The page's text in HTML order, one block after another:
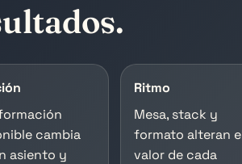
cambia
asiento y
Ritmo
Mesa, stack y
formato alteran
valor de cada